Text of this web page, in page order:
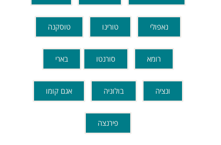
נאפולי טורינו טוסקנה
רומא סורנטו בארי
ונציה בולוניה אגם קומו
פירנצה